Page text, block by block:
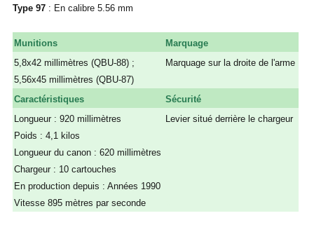
Type 97 : En calibre 5.56 mm
Munitions
5,8x42 millimètres (QBU-88) ;
5,56x45 millimètres (QBU-87)
Caractéristiques
Longueur : 920 millimètres
Poids : 4,1 kilos
Longueur du canon : 620 millimètres
Chargeur : 10 cartouches
En production depuis : Années 1990
Vitesse 895 mètres par seconde
Marquage
Marquage sur la droite de l'arme
Sécurité
Levier situé derrière le chargeur